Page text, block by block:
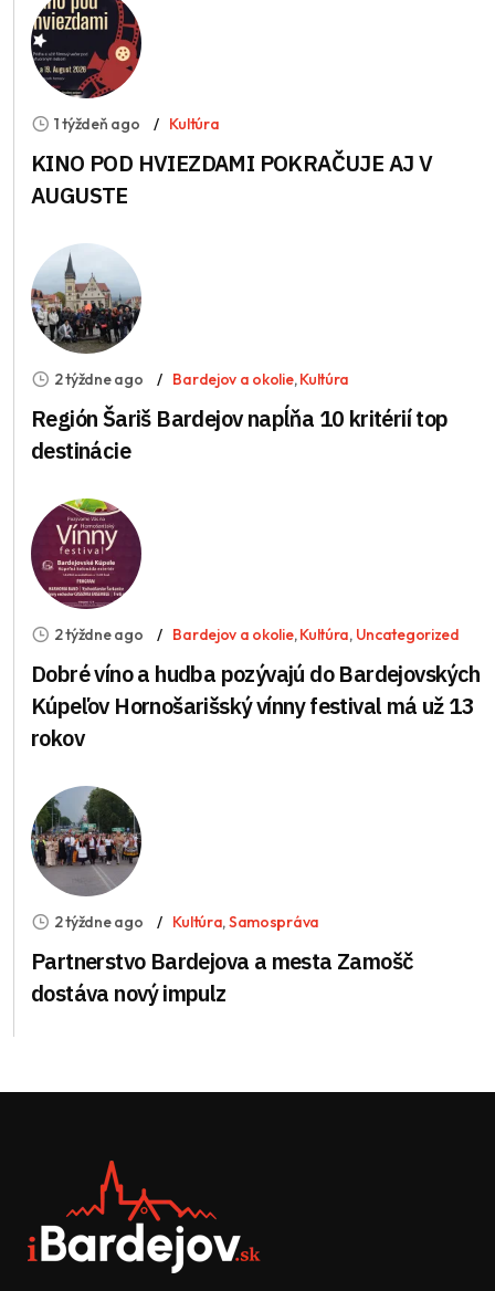
1 týždeň ago Kultúra
KINO POD HVIEZDAMI POKRAČUJE AJ V
AUGUSTE
2 týždne ago Bardejov a okolie,Kultúra
Región Šariš Bardejov napĺňa 10 kritérií top
destinácie
2 týždne ago Bardejov a okolie,Kultúra, Uncategorized
Dobré víno a hudba pozývajú do Bardejovských
Kúpeľov Hornošarišský vínny festival má už 13
rokov
2 týždne ago Kultúra,Samospráva
Partnerstvo Bardejova a mesta Zamošč
dostáva nový impulz